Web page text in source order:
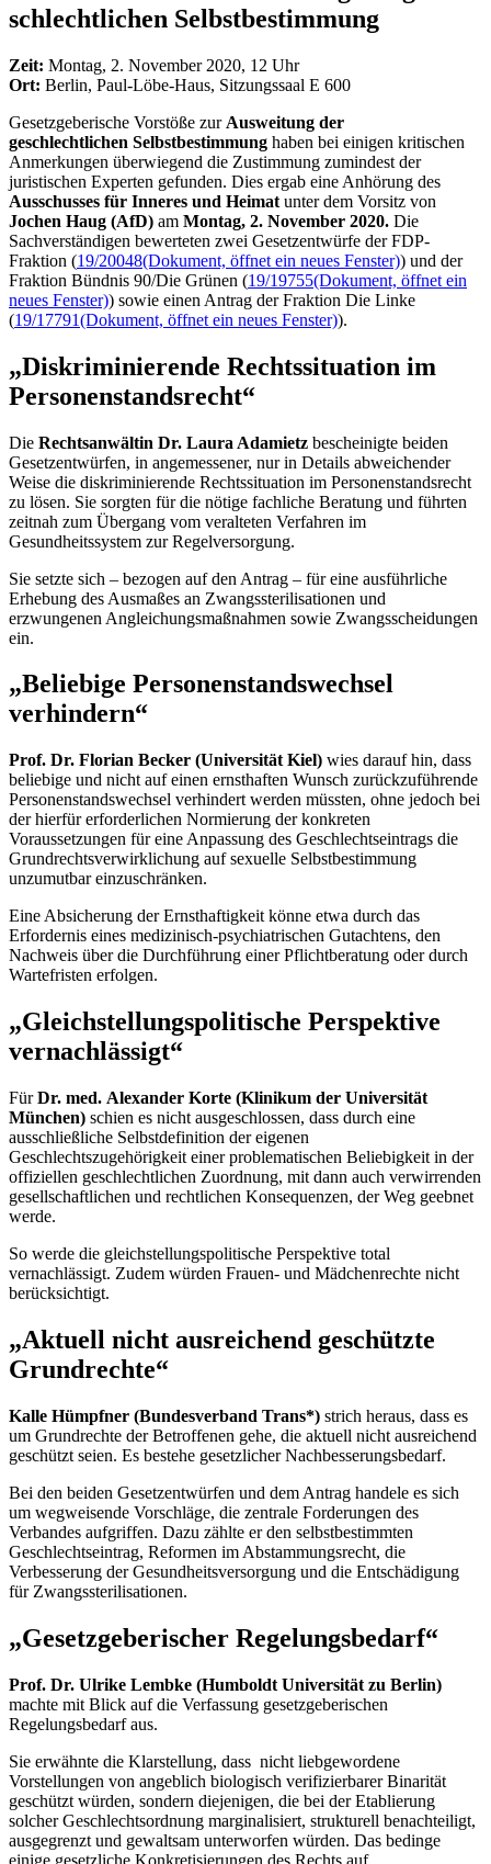
schlecht­li­chen Selbst­bestimmung
Zeit: Montag, 2. November 2020, 12 Uhr
Ort: Berlin, Paul-Löbe-Haus, Sitzungssaal E 600
Gesetzgeberische Vorstöße zur Ausweitung der
geschlechtlichen Selbstbestimmung haben bei einigen kritischen
Anmerkungen überwiegend die Zustimmung zumindest der
juristischen Experten gefunden. Dies ergab eine Anhörung des
Ausschusses für Inneres und Heimat unter dem Vorsitz von
Jochen Haug (AfD) am Montag, 2. November 2020. Die
Sachverständigen bewerteten zwei Gesetzentwürfe der FDP-
Fraktion (19/20048(Dokument, öffnet ein neues Fenster)) und der
Fraktion Bündnis 90/Die Grünen (19/19755(Dokument, öffnet ein
neues Fenster)) sowie einen Antrag der Fraktion Die Linke
(19/17791(Dokument, öffnet ein neues Fenster)).
„Diskriminierende Rechtssituation im
Personenstandsrecht“
Die Rechtsanwältin Dr. Laura Adamietz bescheinigte beiden
Gesetzentwürfen, in angemessener, nur in Details abweichender
Weise die diskriminierende Rechtssituation im Personenstandsrecht
zu lösen. Sie sorgten für die nötige fachliche Beratung und führten
zeitnah zum Übergang vom veralteten Verfahren im
Gesundheitssystem zur Regelversorgung.
Sie setzte sich – bezogen auf den Antrag – für eine ausführliche
Erhebung des Ausmaßes an Zwangssterilisationen und
erzwungenen Angleichungsmaßnahmen sowie Zwangsscheidungen
ein.
„Beliebige Personenstandswechsel
verhindern“
Prof. Dr. Florian Becker (Universität Kiel) wies darauf hin, dass
beliebige und nicht auf einen ernsthaften Wunsch zurückzuführende
Personenstandswechsel verhindert werden müssten, ohne jedoch bei
der hierfür erforderlichen Normierung der konkreten
Voraussetzungen für eine Anpassung des Geschlechtseintrags die
Grundrechtsverwirklichung auf sexuelle Selbstbestimmung
unzumutbar einzuschränken.
Eine Absicherung der Ernsthaftigkeit könne etwa durch das
Erfordernis eines medizinisch-psychiatrischen Gutachtens, den
Nachweis über die Durchführung einer Pflichtberatung oder durch
Wartefristen erfolgen.
„Gleichstellungspolitische Perspektive
vernachlässigt“
FürDr. med. Alexander Korte (Klinikum der Universität
München) schien es nicht ausgeschlossen, dass durch eine
ausschließliche Selbstdefinition der eigenen
Geschlechtszugehörigkeit einer problematischen Beliebigkeit in der
offiziellen geschlechtlichen Zuordnung, mit dann auch verwirrenden
gesellschaftlichen und rechtlichen Konsequenzen, der Weg geebnet
werde.
So werde die gleichstellungspolitische Perspektive total
vernachlässigt. Zudem würden Frauen- und Mädchenrechte nicht
berücksichtigt.
„Aktuell nicht ausreichend geschützte
Grundrechte“
Kalle Hümpfner (Bundesverband Trans*) strich heraus, dass es
um Grundrechte der Betroffenen gehe, die aktuell nicht ausreichend
geschützt seien. Es bestehe gesetzlicher Nachbesserungsbedarf.
Bei den beiden Gesetzentwürfen und dem Antrag handele es sich
um wegweisende Vorschläge, die zentrale Forderungen des
Verbandes aufgriffen. Dazu zählte er den selbstbestimmten
Geschlechtseintrag, Reformen im Abstammungsrecht, die
Verbesserung der Gesundheitsversorgung und die Entschädigung
für Zwangssterilisationen.
„Gesetzgeberischer Regelungsbedarf“
Prof. Dr. Ulrike Lembke (Humboldt Universität zu Berlin)
machte mit Blick auf die Verfassung gesetzgeberischen
Regelungsbedarf aus.
Sie erwähnte die Klarstellung, dass nicht liebgewordene
Vorstellungen von angeblich biologisch verifizierbarer Binarität
geschützt würden, sondern diejenigen, die bei der Etablierung
solcher Geschlechtsordnung marginalisiert, strukturell benachteiligt,
ausgegrenzt und gewaltsam unterworfen würden. Das bedinge
einige gesetzliche Konkretisierungen des Rechts auf